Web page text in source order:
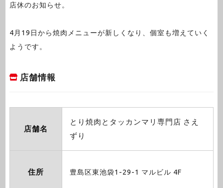
店休のお知らせ。
4月19日から焼肉メニューが新しくなり、個室も増えていく
ようです。
店舗情報
店舗名
とり焼肉とタッカンマリ専門店 さえ
ずり
住所 豊島区東池袋1-29-1 マルビル 4F